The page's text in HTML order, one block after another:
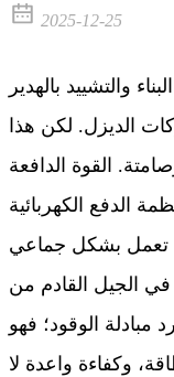
2025-12-25
والتشييد بالهدير
الديزل. لكن هذا
القوة الدافعة
الدفع الكهربائية
تعمل بشكل جماعي
الجيل القادم من
مبادلة الوقود؛ فهو
وكفاءة واعدة لا